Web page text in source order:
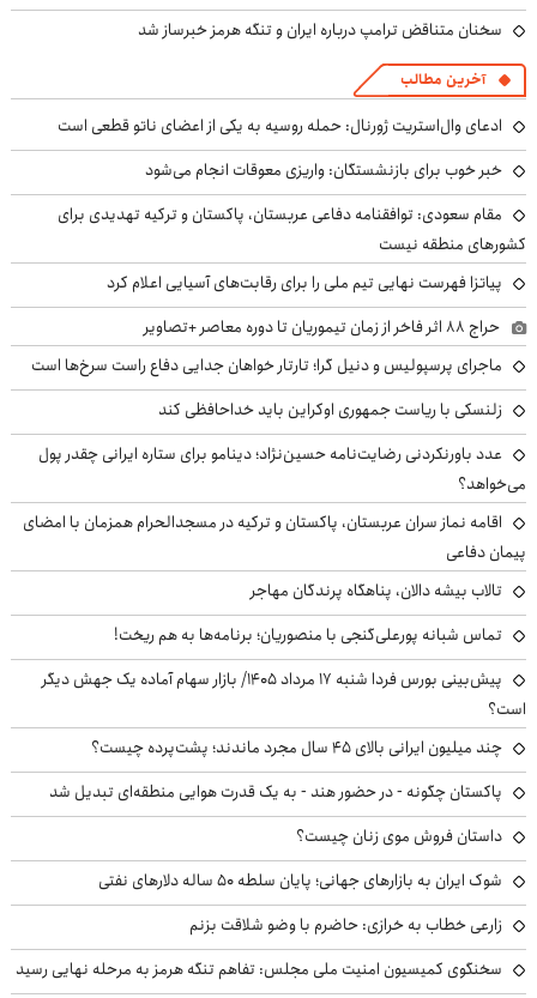
سخنان متناقض ترامپ درباره ایران و تنگه هرمز خبرساز شد
آخرین مطالب
ادعای وال‌استریت ژورنال: حمله روسیه به یکی از اعضای ناتو قطعی است
خبر خوب برای بازنشستگان: واریزی معوقات انجام می‌شود
مقام سعودی: توافقنامه دفاعی عربستان، پاکستان و ترکیه تهدیدی برای
کشورهای منطقه نیست
پیاتزا فهرست نهایی تیم ملی را برای رقابت‌های آسیایی اعلام کرد
حراج ۸۸ اثر فاخر از زمان تیموریان تا دوره معاصر +تصاویر
ماجرای پرسپولیس و دنیل گرا؛ تارتار خواهان جدایی دفاع راست سرخ‌ها است
زلنسکی با ریاست جمهوری اوکراین باید خداحافظی کند
عدد باورنکردنی رضایت‌نامه حسین‌نژاد؛ دینامو برای ستاره ایرانی چقدر پول
می‌خواهد؟
اقامه نماز سران عربستان، پاکستان و ترکیه در مسجدالحرام همزمان با امضای
پیمان دفاعی
تالاب بیشه دالان، پناهگاه پرندگان مهاجر
تماس شبانه پورعلی‌گنجی با منصوریان؛ برنامه‌ها به هم ریخت!
پیش‌بینی بورس فردا شنبه ۱۷ مرداد ۱۴۰۵/ بازار سهام آماده یک جهش دیگر
است؟
چند میلیون ایرانی بالای ۴۵ سال مجرد ماندند؛ پشت‌پرده چیست؟
پاکستان چگونه - در حضور هند - به یک قدرت هوایی منطقه‌ای تبدیل شد
داستان فروش موی زنان چیست؟
شوک ایران به بازارهای جهانی؛ پایان سلطه ۵۰ ساله دلارهای نفتی
زارعی خطاب به خرازی: حاضرم با وضو شلاقت بزنم
سخنگوی کمیسیون امنیت ملی مجلس: تفاهم تنگه هرمز به مرحله نهایی رسید